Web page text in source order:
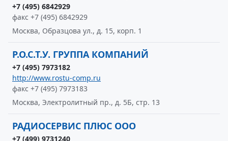
+7 (495) 6842929
факс +7 (495) 6842929
Москва, Образцова ул., д. 15, корп. 1
Р.О.С.Т.У. ГРУППА КОМПАНИЙ
+7 (495) 7973182
http://www.rostu-comp.ru
факс +7 (495) 7973183
Москва, Электролитный пр., д. 5Б, стр. 13
РАДИОСЕРВИС ПЛЮС ООО
+7 (499) 9731240